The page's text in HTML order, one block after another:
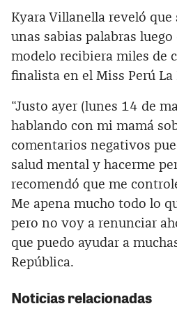
Kyara Villanella reveló
unas sabias palabras
modelo recibiera miles de
finalista en el Miss Perú La
“Justo ayer (lunes 14 de
hablando con mi mamá
comentarios negativos
salud mental y hacerme
recomendó que me
Me apena mucho todo lo
pero no voy a renunciar
que puedo ayudar a
República.
Noticias relacionadas